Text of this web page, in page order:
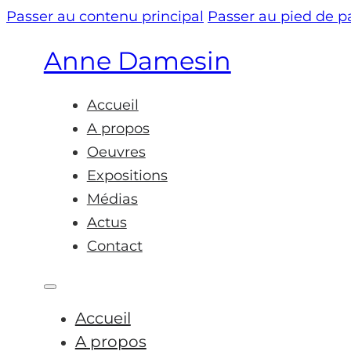
Passer au contenu principal Passer au pied de
Anne Damesin
Accueil
A propos
Oeuvres
Expositions
Médias
Actus
Contact
Accueil
A propos